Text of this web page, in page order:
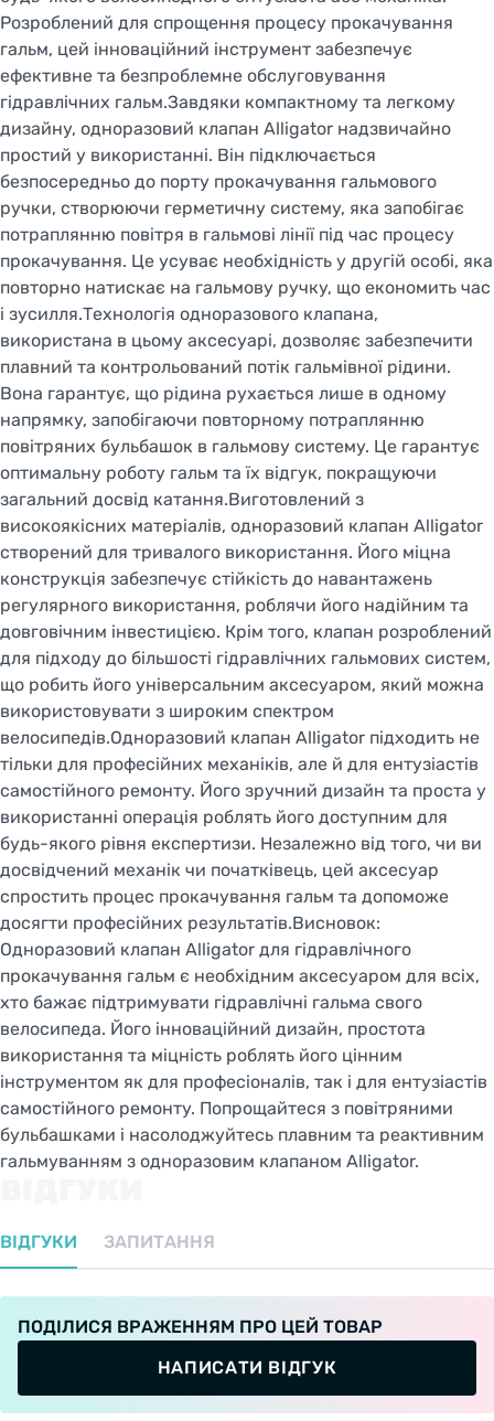
Розроблений для спрощення процесу прокачування
гальм, цей інноваційний інструмент забезпечує
ефективне та безпроблемне обслуговування
гідравлічних гальм.Завдяки компактному та легкому
дизайну, одноразовий клапан Alligator надзвичайно
простий у використанні. Він підключається
безпосередньо до порту прокачування гальмового
ручки, створюючи герметичну систему, яка запобігає
потраплянню повітря в гальмові лінії під час процесу
прокачування. Це усуває необхідність у другій особі, яка
повторно натискає на гальмову ручку, що економить час
і зусилля.Технологія одноразового клапана,
використана в цьому аксесуарі, дозволяє забезпечити
плавний та контрольований потік гальмівної рідини.
Вона гарантує, що рідина рухається лише в одному
напрямку, запобігаючи повторному потраплянню
повітряних бульбашок в гальмову систему. Це гарантує
оптимальну роботу гальм та їх відгук, покращуючи
загальний досвід катання.Виготовлений з
високоякісних матеріалів, одноразовий клапан Alligator
створений для тривалого використання. Його міцна
конструкція забезпечує стійкість до навантажень
регулярного використання, роблячи його надійним та
довговічним інвестицією. Крім того, клапан розроблений
для підходу до більшості гідравлічних гальмових систем,
що робить його універсальним аксесуаром, який можна
використовувати з широким спектром
велосипедів.Одноразовий клапан Alligator підходить не
тільки для професійних механіків, але й для ентузіастів
самостійного ремонту. Його зручний дизайн та проста у
використанні операція роблять його доступним для
будь-якого рівня експертизи. Незалежно від того, чи ви
досвідчений механік чи початківець, цей аксесуар
спростить процес прокачування гальм та допоможе
досягти професійних результатів.Висновок:
Одноразовий клапан Alligator для гідравлічного
прокачування гальм є необхідним аксесуаром для всіх,
хто бажає підтримувати гідравлічні гальма свого
велосипеда. Його інноваційний дизайн, простота
використання та міцність роблять його цінним
інструментом як для професіоналів, так і для ентузіастів
самостійного ремонту. Попрощайтеся з повітряними
бульбашками і насолоджуйтесь плавним та реактивним
гальмуванням з одноразовим клапаном Alligator.
ВІДГУКИ ЗАПИТАННЯ
ПОДІЛИСЯ ВРАЖЕННЯМ ПРО ЦЕЙ ТОВАР
НАПИСАТИ ВІДГУК
Welcome!
Do you want to switch to the Dutch version of the
site or stay on the Ukrainian version?
SWITCH TO FACEBIKE.NL
STAY ON FACEBIKE.UA